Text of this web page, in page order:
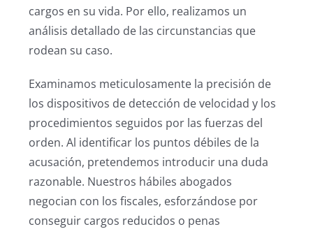
cargos en su vida. Por ello, realizamos un
análisis detallado de las circunstancias que
rodean su caso.
Examinamos meticulosamente la precisión de
los dispositivos de detección de velocidad y los
procedimientos seguidos por las fuerzas del
orden. Al identificar los puntos débiles de la
acusación, pretendemos introducir una duda
razonable. Nuestros hábiles abogados
negocian con los fiscales, esforzándose por
conseguir cargos reducidos o penas